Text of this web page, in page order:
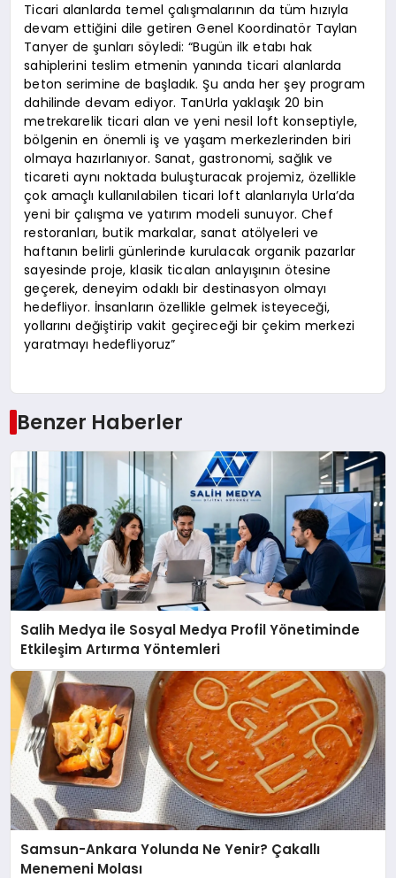
Ticari alanlarda temel çalışmalarının da tüm hızıyla
devam ettiğini dile getiren Genel Koordinatör Taylan
Tanyer de şunları söyledi: “Bugün ilk etabı hak
sahiplerini teslim etmenin yanında ticari alanlarda
beton serimine de başladık. Şu anda her şey program
dahilinde devam ediyor. TanUrla yaklaşık 20 bin
metrekarelik ticari alan ve yeni nesil loft konseptiyle,
bölgenin en önemli iş ve yaşam merkezlerinden biri
olmaya hazırlanıyor. Sanat, gastronomi, sağlık ve
ticareti aynı noktada buluşturacak projemiz, özellikle
çok amaçlı kullanılabilen ticari loft alanlarıyla Urla’da
yeni bir çalışma ve yatırım modeli sunuyor. Chef
restoranları, butik markalar, sanat atölyeleri ve
haftanın belirli günlerinde kurulacak organik pazarlar
sayesinde proje, klasik ticalan anlayışının ötesine
geçerek, deneyim odaklı bir destinasyon olmayı
hedefliyor. İnsanların özellikle gelmek isteyeceği,
yollarını değiştirip vakit geçireceği bir çekim merkezi
yaratmayı hedefliyoruz”
Benzer Haberler
Salih Medya ile Sosyal Medya Profil Yönetiminde
Etkileşim Artırma Yöntemleri
Samsun-Ankara Yolunda Ne Yenir? Çakallı
Menemeni Molası